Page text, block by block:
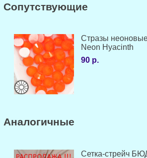
Cопутствующие
Стразы
Neon Hyacinth
90 р.
Аналогичные
Сетка-стрейч